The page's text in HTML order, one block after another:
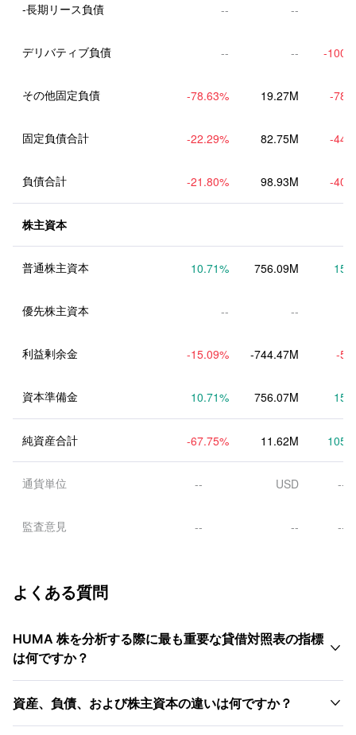
-長期リース負債 -- --
デリバティブ負債 -- -- -
その他固定負債 -78.63% 19.27M -
固定負債合計 -22.29% 82.75M -
負債合計 -21.80% 98.93M -
株主資本
普通株主資本 10.71% 756.09M
優先株主資本 -- --
利益剰余金 -15.09% -744.47M -
資本準備金 10.71% 756.07M
純資産合計 -67.75% 11.62M
通貨単位 -- USD --
監査意見 -- -- --
よくある質問
HUMA 株を分析する際に最も重要な貸借対照表の指標
は何ですか？

資産、負債、および株主資本の違いは何ですか？ 